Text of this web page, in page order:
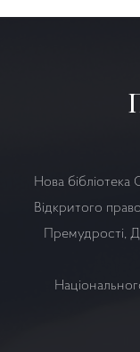
Нова
Відкритого
Премудрості,